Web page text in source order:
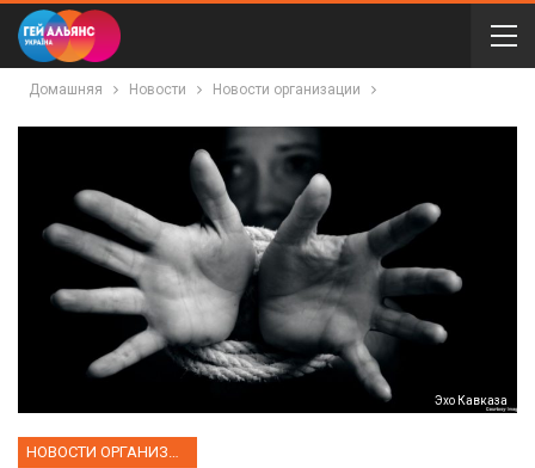
Домашняя Новости Новости организации
Эхо Кавказа